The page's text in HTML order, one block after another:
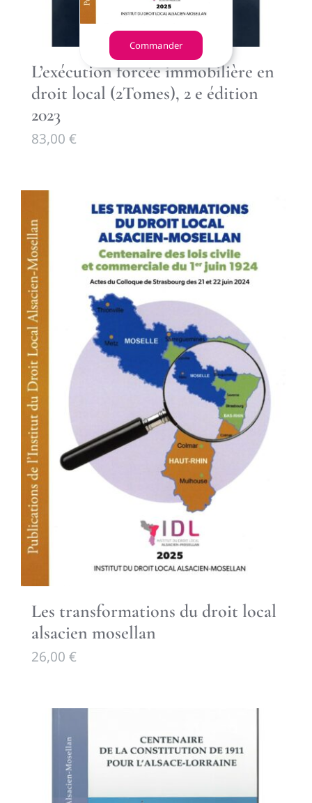
L’exécution forcée immobilière en
droit local (2Tomes), 2 e édition
2023
83,00 €
Les transformations du droit local
alsacien mosellan
26,00 €
Commander